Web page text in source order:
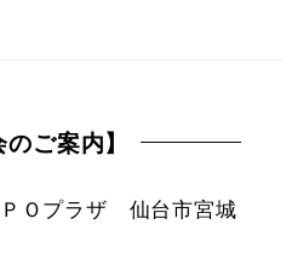
のご案内】
Ｏプラザ 仙台市宮城